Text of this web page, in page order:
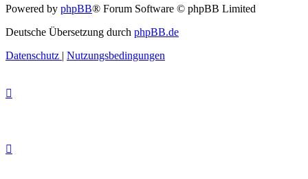
Powered by phpBB® Forum Software © phpBB Limited
Deutsche Übersetzung durch phpBB.de
Datenschutz | Nutzungsbedingungen